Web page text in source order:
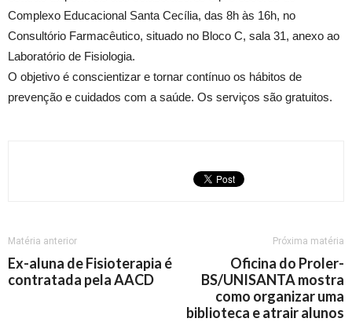
Complexo Educacional Santa Cecília, das 8h às 16h, no
Consultório Farmacêutico, situado no Bloco C, sala 31, anexo ao
Laboratório de Fisiologia.
O objetivo é conscientizar e tornar contínuo os hábitos de
prevenção e cuidados com a saúde. Os serviços são gratuitos.
Matéria anterior
Ex-aluna de Fisioterapia é
contratada pela AACD
Próxima matéria
Oficina do Proler-
BS/UNISANTA mostra
como organizar uma
biblioteca e atrair alunos